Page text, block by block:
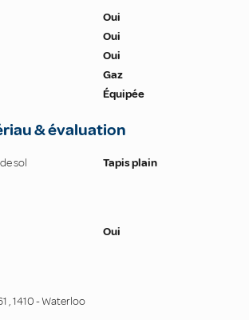
Oui
Oui
Oui
Gaz
Équipée
& évaluation
sol Tapis plain
Oui
,1410-Waterloo